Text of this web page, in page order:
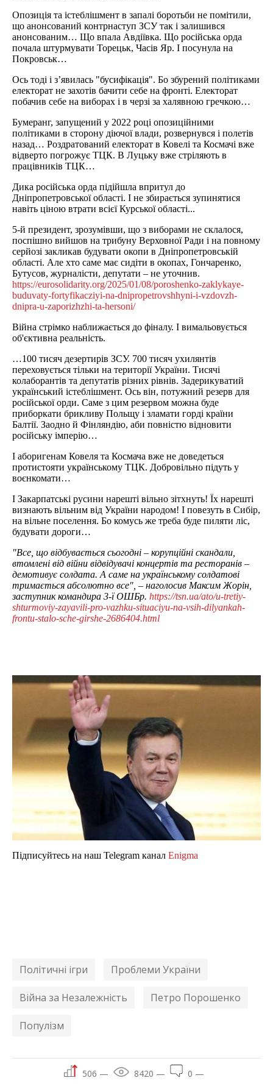
Опозиція та істеблішмент в запалі боротьби не помітили,
що анонсований контрнаступ ЗСУ так і залишився
анонсованим… Що впала Авдіївка. Що російська орда
почала штурмувати Торецьк, Часів Яр. І посунула на
Покровськ…
Ось тоді і з’явилась "бусифікація". Бо збурений політиками
електорат не захотів бачити себе на фронті. Електорат
побачив себе на виборах і в черзі за халявною гречкою…
Бумеранг, запущений у 2022 році опозиційними
політиками в сторону діючої влади, розвернувся і полетів
назад… Роздратований електорат в Ковелі та Космачі вже
відверто погрожує ТЦК. В Луцьку вже стріляють в
працівників ТЦК…
Дика російська орда підійшла впритул до
Дніпропетровської області. І не збирається зупинятися
навіть ціною втрати всієї Курської області...
5-й президент, зрозумівши, що з виборами не склалося,
поспішно вийшов на трибуну Верховної Ради і на повному
серйозі закликав будувати окопи в Дніпропетровській
області. Але хто саме має сидіти в окопах, Гончаренко,
Бутусов, журналісти, депутати – не уточнив.
https://eurosolidarity.org/2025/01/08/poroshenko-zaklykaye-
buduvaty-fortyfikacziyi-na-dnipropetrovshhyni-i-vzdovzh-
dnipra-u-zaporizhzhi-ta-hersoni/
Війна стрімко наближається до фіналу. І вимальовується
об'єктивна реальність.
…100 тисяч дезертирів ЗСУ. 700 тисяч ухилянтів
переховується тільки на території України. Тисячі
колаборантів та депутатів різних рівнів. Задерикуватий
український істеблішмент. Ось він, потужний резерв для
російської орди. Саме з цим резервом можна буде
приборкати брикливу Польщу і зламати горді країни
Балтії. Заодно й Фінляндію, аби повністю відновити
російську імперію…
І аборигенам Ковеля та Космача вже не доведеться
протистояти українському ТЦК. Добровільно підуть у
воєнкомати…
І Закарпатські русини нарешті вільно зітхнуть! Їх нарешті
визнають вільним від України народом! І повезуть в Сибір,
на вільне поселення. Бо комусь же треба буде пиляти ліс,
будувати дороги…
"Все, що відбувається сьогодні – корупційні скандали,
втомлені від війни відвідувачі концертів та ресторанів –
демотивує солдата. А саме на українському солдатові
тримається абсолютно все", – наголосив Максим Жорін,
заступник командира 3-ї ОШБр. https://tsn.ua/ato/u-tretiy-
shturmoviy-zayavili-pro-vazhku-situaciyu-na-vsih-dilyankah-
frontu-stalo-sche-girshe-2686404.html
Підписуйтесь на наш Telegram канал Enigma
Політичні ігри Проблеми України
Війна за Незалежність Петро Порошенко
Популізм
506 — 8420 — 0 —